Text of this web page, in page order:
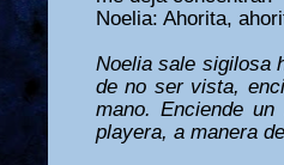
Noelia: Ahorita,
Noelia sale sigilosa
de no ser vista,
mano. Enciende
playera, a manera